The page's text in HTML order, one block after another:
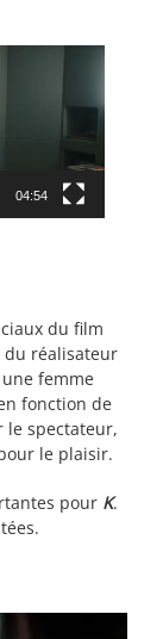
04:54
du film
réalisateur
femme
fonction de
le spectateur,
le plaisir.
pour K.